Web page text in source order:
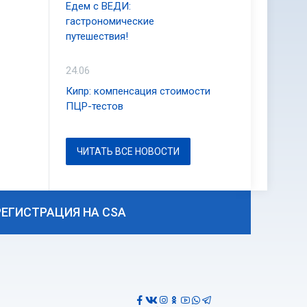
Едем с ВЕДИ:
гастрономические
путешествия!
24.06
Кипр: компенсация стоимости
ПЦР-тестов
ЧИТАТЬ ВСЕ НОВОСТИ
НА CSA